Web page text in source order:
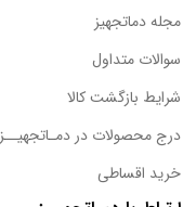
مجله دماتجهیز
سوالات متداول
شرایط بازگشت کالا
درج محصولات در دمـاتجهیــز
خرید اقساطی